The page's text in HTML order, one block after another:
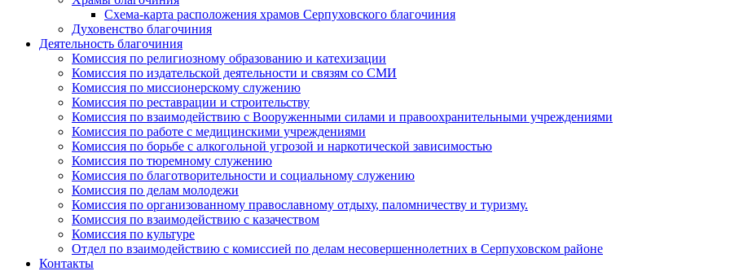
Схема-карта расположения храмов Серпуховского благочиния
Духовенство благочиния
Деятельность благочиния
Комиссия по религиозному образованию и катехизации
Комиссия по издательской деятельности и связям со СМИ
Комиссия по миссионерскому служению
Комиссия по реставрации и строительству
Комиссия по взаимодействию с Вооруженными силами и правоохранительными учреждениями
Комиссия по работе с медицинскими учреждениями
Комиссия по борьбе с алкогольной угрозой и наркотической зависимостью
Комиссия по тюремному служению
Комиссия по благотворительности и социальному служению
Комиссия по делам молодежи
Комиссия по организованному православному отдыху, паломничеству и туризму.
Комиссия по взаимодействию с казачеством
Комиссия по культуре
Отдел по взаимодействию с комиссией по делам несовершеннолетних в Серпуховском районе
Контакты